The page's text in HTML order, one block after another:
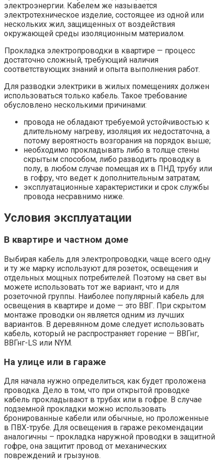
электроэнергии. Кабелем же называется
электротехническое изделие, состоящее из одной или
нескольких жил, защищенных от воздействия
окружающей среды изоляционным материалом.
Прокладка электропроводки в квартире — процесс
достаточно сложный, требующий наличия
соответствующих знаний и опыта выполнения работ.
Для разводки электрики в жилых помещениях должен
использоваться только кабель. Такое требование
обусловлено несколькими причинами:
провода не обладают требуемой устойчивостью к
длительному нагреву, изоляция их недостаточна, а
потому вероятность возгорания на порядок выше;
необходимо прокладывать либо в толще стены
скрытым способом, либо разводить проводку в
полу, в любом случае помещая их в ПНД трубу или
в гофру, что ведет к дополнительным затратам;
эксплуатационные характеристики и срок службы
провода несравнимо ниже.
Условия эксплуатации
В квартире и частном доме
Выбирая кабель для электропроводки, чаще всего одну
и ту же марку используют для розеток, освещения и
отдельных мощных потребителей. Поэтому на свет вы
можете использовать тот же вариант, что и для
розеточной группы. Наиболее популярный кабель для
освещения в квартире и доме — это ВВГ. При скрытом
монтаже проводки он является одним из лучших
вариантов. В деревянном доме следует использовать
кабель, который не распространяет горение — ВВГнг,
ВВГнг-LS или NYM.
На улице или в гараже
Для начала нужно определиться, как будет проложена
проводка. Дело в том, что при открытой проводке
кабель прокладывают в трубах или в гофре. В случае
подземной прокладки можно использовать
бронированные кабели или обычные, но проложенные
в ПВХ-трубе. Для освещения в гараже рекомендации
аналогичны – прокладка наружной проводки в защитной
гофре, она защитит провод от механических
повреждений и грызунов.